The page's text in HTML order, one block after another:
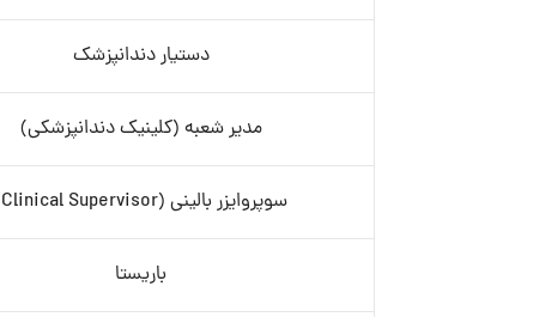
دستیار دندانپزشک
مدیر شعبه (کلینیک دندانپزشکی)
سوپروایزر بالینی (Clinical Supervisor)
باریستا